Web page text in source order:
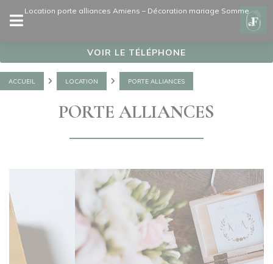
Location porte alliances Amiens – Décoration mariage Somme
VOIR LE TÉLÉPHONE
ACCUEIL LOCATION PORTE ALLIANCES
PORTE ALLIANCES
Panneau de gestion des cookies